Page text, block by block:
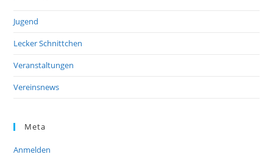
Jugend
Lecker Schnittchen
Veranstaltungen
Vereinsnews
Meta
Anmelden